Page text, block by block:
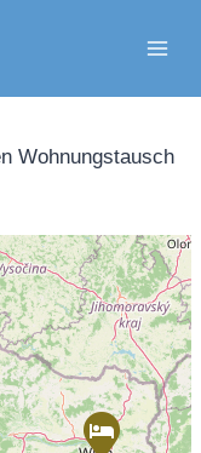
Wohnungstausch